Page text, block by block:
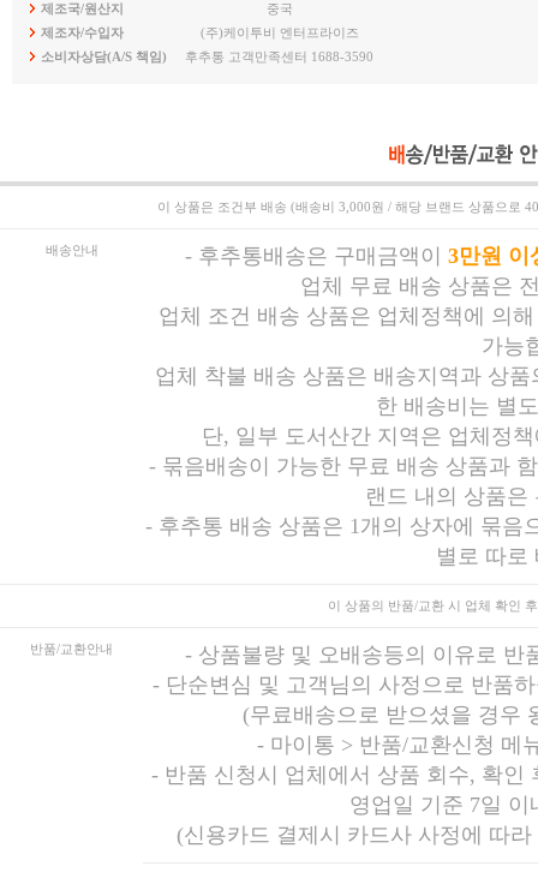
제조국/원산지
중국
제조자/수입자
(주)케이투비 엔터프라이즈
소비자상담(A/S 책임)
후추통 고객만족센터 1688-3590
이 상품은 조건부 배송 (배송비 3,000원 / 해당 브랜드 상품으로
배송안내 - 후추통배송은 구매금액이
3만원 이
업체 무료 배송 상품은
업체 조건 배송 상품은 업체정책에 의
가능
업체 착불 배송 상품은 배송지역과 상
한 배송비는 별
단, 일부 도서산간 지역은 업체정
- 묶음배송이 가능한 무료 배송 상품과
랜드 내의 상품은
- 후추통 배송 상품은 1개의 상자에 묶음
별로 따로
이 상품의 반품/교환 시 업체 확인
반품/교환안내 - 상품불량 및 오배송등의 이유로 반
- 단순변심 및 고객님의 사정으로 반품
(무료배송으로 받으셨을 경우
- 마이통 > 반품/교환신청 메
- 반품 신청시 업체에서 상품 회수, 확인
영업일 기준 7일
(신용카드 결제시 카드사 사정에 따